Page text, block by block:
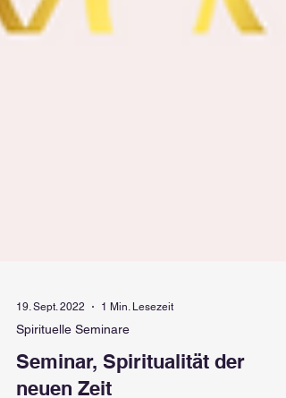
19. Sept. 2022 1 Min. Lesezeit
Spirituelle Seminare